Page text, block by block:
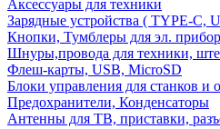
Аксессуары для техники
Зарядные устройства ( TYPE-C,
Кнопки, Тумблеры для эл.
Шнуры,провода для техники,
Флеш-карты, USB, MicroSD
Блоки управления для станков и
Предохранители, Конденсаторы
Антенны для ТВ, приставки,